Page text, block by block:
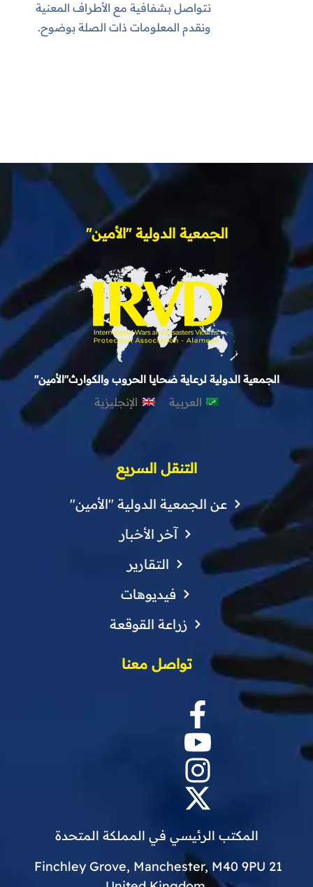
نتواصل بشفافية مع الأطراف المعنية
ونقدم المعلومات ذات الصلة بوضوح.
الجمعية الدولية "الأمين"
الجمعية الدولية لرعاية ضحايا الحروب والكوارث"الأمين"
العربية الإنجليزية
التنقل السريع
عن الجمعية الدولية "الأمين"
آخر الأخبار
التقارير
فيديوهات
زراعة القوقعة
تواصل معنا
المكتب الرئيسي في المملكة المتحدة
21 Finchley Grove, Manchester, M40 9PU